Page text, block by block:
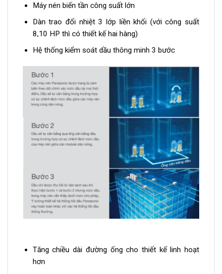
Máy nén biến tần công suất lớn
Dàn trao đổi nhiệt 3 lớp liền khối (với công suất
8,10 HP thì có thiết kế hai hàng)
Hệ thống kiểm soát dầu thông minh 3 bước
Tăng chiều dài đường ống cho thiết kế linh hoạt
hơn